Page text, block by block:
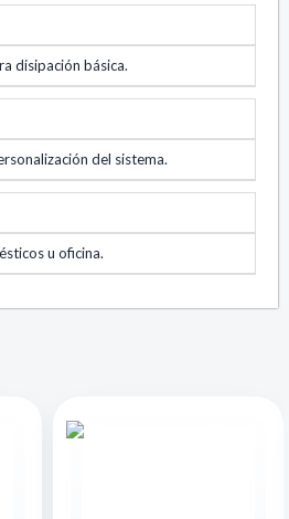
disipación básica.
del sistema.
u oficina.